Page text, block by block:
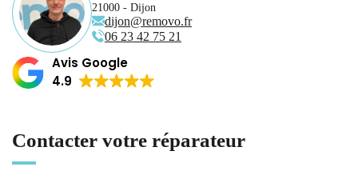
21000 - Dijon
dijon@removo.fr
06 23 42 75 21
Avis Google
4.9
Contacter votre réparateur